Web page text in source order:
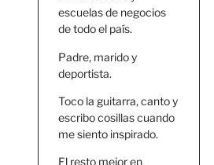
escuelas de negocios
de todo el país.
Padre, marido y
deportista.
Toco la guitarra, canto y
escribo cosillas cuando
me siento inspirado.
El resto mejor en